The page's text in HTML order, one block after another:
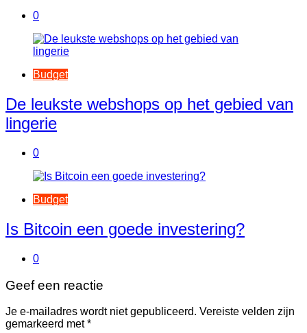
0
Budget
De leukste webshops op het gebied van
lingerie
0
Budget
Is Bitcoin een goede investering?
0
Geef een reactie
Je e-mailadres wordt niet gepubliceerd. Vereiste velden zijn
gemarkeerd met*